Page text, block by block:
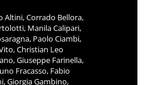
Altini, Corrado Bellora,
Manila Calipari,
Paolo Ciambi,
Christian Leo
Giuseppe Farinella,
Fracasso, Fabio
Giorgia Gambino,